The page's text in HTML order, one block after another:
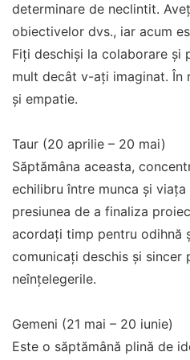
determinare de neclintit.
obiectivelor dvs., iar acum
Fiți deschiși la colaborare și
mult decât v-ați imaginat. În
și empatie.
Taur (20 aprilie – 20 mai)
Săptămâna aceasta,
echilibru între munca și
presiunea de a finaliza
acordați timp pentru odihnă
comunicați deschis și sincer
neînțelegerile.
Gemeni (21 mai – 20 iunie)
Este o săptămână plină de